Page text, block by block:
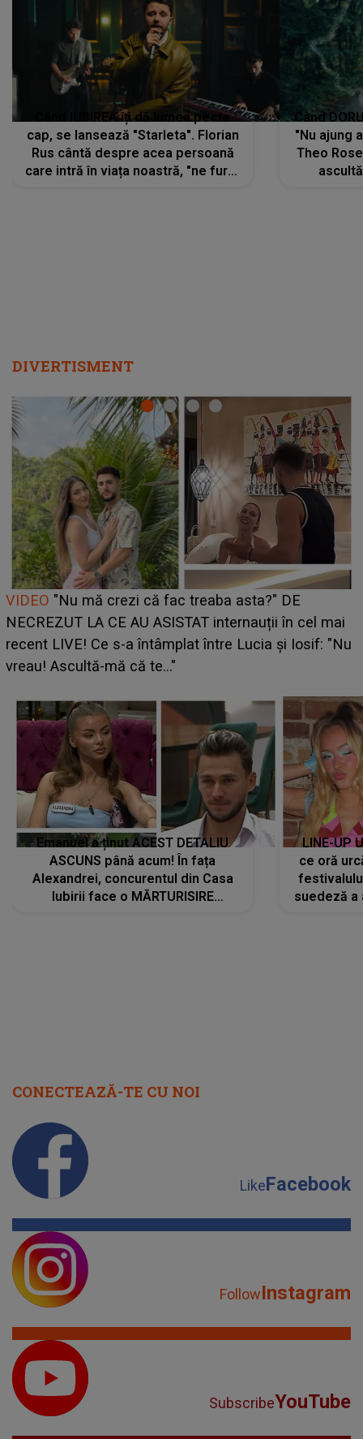
Când IUBIREA îți dă lumea peste
cap, se lansează "Starleta". Florian
Rus cântă despre acea persoană
care intră în viața noastră, "ne fură"
Când
"Nu ajung
Theo
DIVERTISMENT
Cine este Bianca, tânăra clujeancă luată pe scenă la
UNTOLD ONE de Zara Larsson? Aceasta a dezvăluit
ce i-a spus artista suedeză în culise: „Nu am fost
pregătită...”
Emanuel a ținut ACEST DETALIU
ASCUNS până acum! În fața
Alexandrei, concurentul din Casa
Iubirii face o MĂRTURISIRE
LINE-UP
ce oră
suedeză a
CONECTEAZĂ-TE CU NOI
LikeFacebook
FollowInstagram
SubscribeYouTube